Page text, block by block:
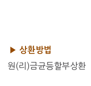
▶ 상환방법
원(리)금균등할부상환